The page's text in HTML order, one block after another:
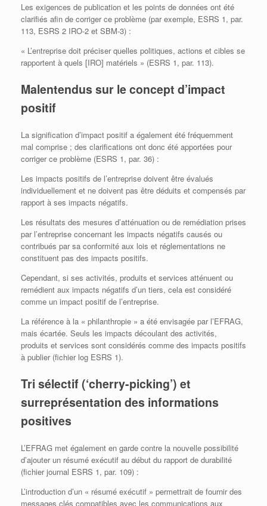
Les exigences de publication et les points de données ont été
clarifiés afin de corriger ce problème (par exemple, ESRS 1, par.
113, ESRS 2 IRO-2 et SBM-3) :
« L’entreprise doit préciser quelles politiques, actions et cibles se
rapportent à quels [IRO] matériels » (ESRS 1, par. 113).
Malentendus sur le concept d’impact
positif
La signification d’impact positif a également été fréquemment
mal comprise ; des clarifications ont donc été apportées pour
corriger ce problème (ESRS 1, par. 36) :
Les impacts positifs de l’entreprise doivent être évalués
individuellement et ne doivent pas être déduits et compensés par
rapport à ses impacts négatifs.
Les résultats des mesures d’atténuation ou de remédiation prises
par l’entreprise concernant les impacts négatifs causés ou
contribués par sa conformité aux lois et réglementations ne
constituent pas des impacts positifs.
Cependant, si ses activités, produits et services atténuent ou
remédient aux impacts négatifs d’un tiers, cela est considéré
comme un impact positif de l’entreprise.
La référence à la « philanthropie » a été envisagée par l’EFRAG,
mais écartée. Seuls les impacts découlant des activités,
produits et services sont considérés comme des impacts positifs
à publier (fichier log ESRS 1).
Tri sélectif (‘cherry-picking’) et
surreprésentation des informations
positives
L’EFRAG met également en garde contre la nouvelle possibilité
d’ajouter un résumé exécutif au début du rapport de durabilité
(fichier journal ESRS 1, par. 109) :
L’introduction d’un « résumé exécutif » permettrait de fournir des
messages clés compatibles avec les communications aux